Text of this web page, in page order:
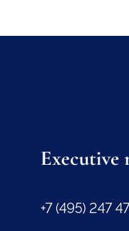
Executive
+7 (495) 247